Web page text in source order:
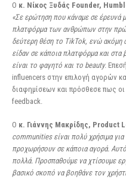
Ο κ. Νίκος Ξυδάς Founder,
«Σε ερώτηση που κάναμε σε έρευνά
πλατφόρμα των ανθρώπων στην
δεύτερη θέση το TikTok, ενώ ακόμη
είδαν σε κάποια πλατφόρμα και
είναι το φαγητό και το beauty.
influencers στην επιλογή αγορών
διαφημίσεων και πρόσθεσε πως
feedback.
Ο κ. Γιάννης Μακρίδης, Product
communities είναι πολύ χρήσιμα
προχωρήσουν σε κάποια αγορά.
πολλά. Προσπαθούμε να χτίσουμε
βασικό σκοπό να βοηθάνε τον